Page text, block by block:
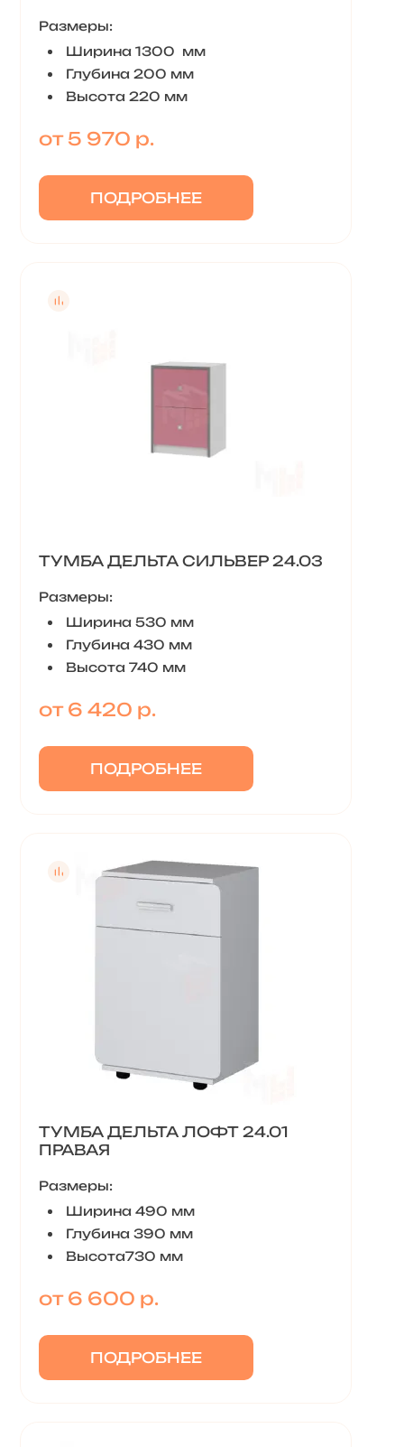
Размеры:
Ширина 1300 мм
Глубина 200 мм
Высота 220 мм
от 5 970 р.
ПОДРОБНЕЕ
ТУМБА ДЕЛЬТА СИЛЬВЕР 24.03
Размеры:
Ширина 530 мм
Глубина 430 мм
Высота 740 мм
от 6 420 р.
ПОДРОБНЕЕ
ТУМБА ДЕЛЬТА ЛОФТ 24.01
ПРАВАЯ
Размеры:
Ширина 490 мм
Глубина 390 мм
Высота730 мм
от 6 600 р.
ПОДРОБНЕЕ